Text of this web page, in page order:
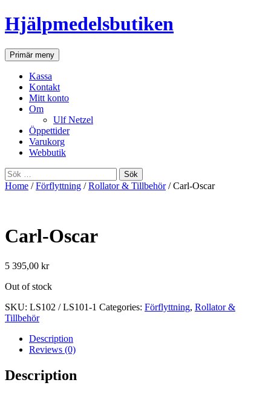
Hjälpmedelsbutiken
SökPrimär meny Gå
till
Kassa
Kontakt
Mitt konto
Om
Ulf Netzel
Öppettider
Varukorg
Webbutik
Sök
efter:
Home /Förflyttning /Rollator & Tillbehör/ Carl-Oscar
Carl-Oscar
5 395,00 kr
Out of stock
SKU: LS102 / LS101-1 Categories: Förflyttning, Rollator &
Tillbehör
Description
Reviews (0)
Description